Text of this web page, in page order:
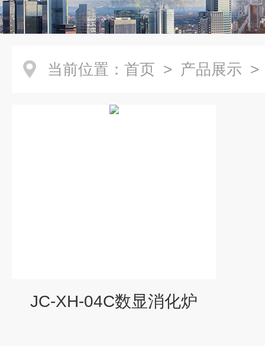
当前位置： 首页 > 产品展示
JC-XH-04C数显消化炉